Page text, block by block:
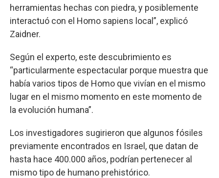
herramientas hechas con piedra, y posiblemente
interactuó con el Homo sapiens local”, explicó
Zaidner.
Según el experto, este descubrimiento es
“particularmente espectacular porque muestra que
había varios tipos de Homo que vivían en el mismo
lugar en el mismo momento en este momento de
la evolución humana”.
Los investigadores sugirieron que algunos fósiles
previamente encontrados en Israel, que datan de
hasta hace 400.000 años, podrían pertenecer al
mismo tipo de humano prehistórico.